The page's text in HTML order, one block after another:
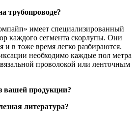
трубопроводе?
имеет специализированный
каждого сегмента скорлупы. Они
и в тоже время легко разбираются.
необходимо каждые пол метра
проволокой или ленточным
вашей продукции?
литература?